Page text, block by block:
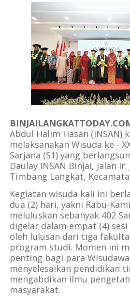
Abdul Halim Hasan (INSAN)
melaksanakan Wisuda ke -
Sarjana (S1) yang
Daulay INSAN Binjai, Jalan
Timbang Langkat,
Kegiatan wisuda kali ini
dua (2) hari, yakni Rabu-
meluluskan sebanyak 402
digelar dalam empat (4)
oleh lulusan dari tiga
program studi. Momen ini
penting bagi para
menyelesaikan pendidikan
mengabdikan ilmu
masyarakat.